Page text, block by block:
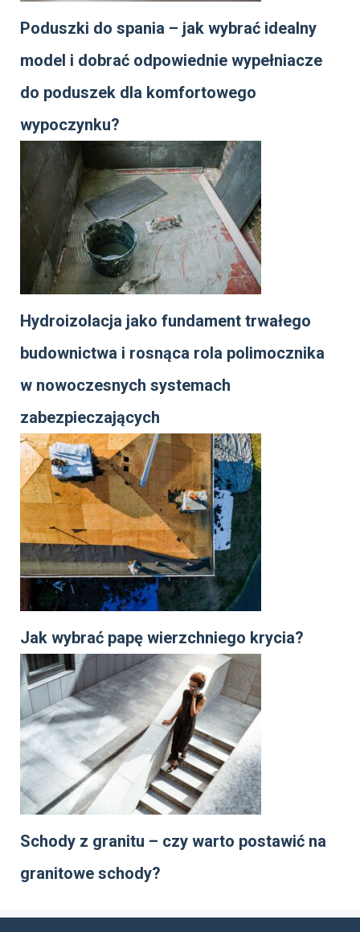
Poduszki do spania – jak wybrać idealny
model i dobrać odpowiednie wypełniacze
do poduszek dla komfortowego
wypoczynku?
Hydroizolacja jako fundament trwałego
budownictwa i rosnąca rola polimocznika
w nowoczesnych systemach
zabezpieczających
Jak wybrać papę wierzchniego krycia?
Schody z granitu – czy warto postawić na
granitowe schody?